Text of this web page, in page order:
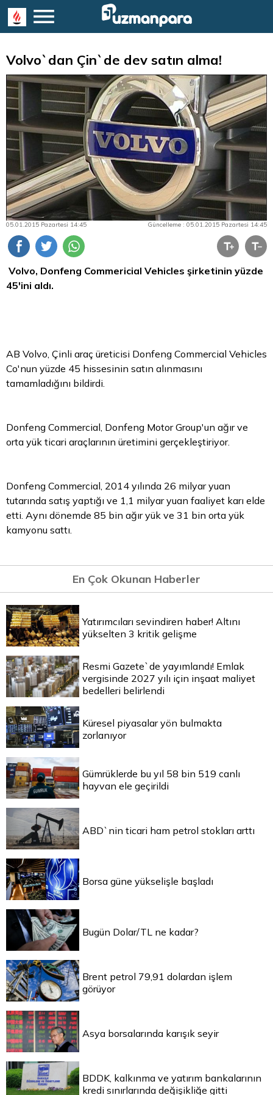
Volvo`dan Çin`de dev satın alma!
05.01.2015 Pazartesi 14:45 Güncelleme : 05.01.2015 Pazartesi 14:45
Volvo, Donfeng Commericial Vehicles şirketinin yüzde
45'ini aldı.
AB Volvo, Çinli araç üreticisi Donfeng Commercial Vehicles
Co'nun yüzde 45 hissesinin satın alınmasını
tamamladığını bildirdi.
Donfeng Commercial, Donfeng Motor Group'un ağır ve
orta yük ticari araçlarının üretimini gerçekleştiriyor.
Donfeng Commercial, 2014 yılında 26 milyar yuan
tutarında satış yaptığı ve 1,1 milyar yuan faaliyet karı elde
etti. Aynı dönemde 85 bin ağır yük ve 31 bin orta yük
kamyonu sattı.
En Çok Okunan Haberler
Yatırımcıları sevindiren haber! Altını
yükselten 3 kritik gelişme
Resmi Gazete`de yayımlandı! Emlak
vergisinde 2027 yılı için inşaat maliyet
bedelleri belirlendi
Küresel piyasalar yön bulmakta
zorlanıyor
Gümrüklerde bu yıl 58 bin 519 canlı
hayvan ele geçirildi
ABD`nin ticari ham petrol stokları arttı
Borsa güne yükselişle başladı
Bugün Dolar/TL ne kadar?
Brent petrol 79,91 dolardan işlem
görüyor
Asya borsalarında karışık seyir
BDDK, kalkınma ve yatırım bankalarının
kredi sınırlarında değişikliğe gitti